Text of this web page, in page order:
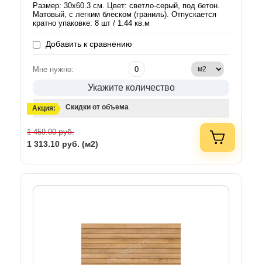
Размер: 30х60.3 см. Цвет: светло-серый, под бетон.
Матовый, с легким блеском (граниль). Отпускается
кратно упаковке: 8 шт / 1.44 кв.м
Добавить к сравнению
Мне нужно:
Укажите количество
Акция: Скидки от объема
1 459.00руб.
1 313.10 руб. (м2)